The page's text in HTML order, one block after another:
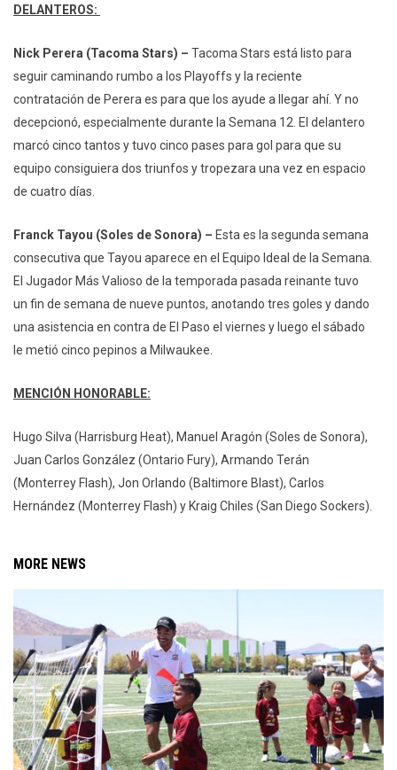
DELANTEROS:
Nick Perera (Tacoma Stars) – Tacoma Stars está listo para
seguir caminando rumbo a los Playoffs y la reciente
contratación de Perera es para que los ayude a llegar ahí. Y no
decepcionó, especialmente durante la Semana 12. El delantero
marcó cinco tantos y tuvo cinco pases para gol para que su
equipo consiguiera dos triunfos y tropezara una vez en espacio
de cuatro días.
Franck Tayou (Soles de Sonora) – Esta es la segunda semana
consecutiva que Tayou aparece en el Equipo Ideal de la Semana.
El Jugador Más Valioso de la temporada pasada reinante tuvo
un fin de semana de nueve puntos, anotando tres goles y dando
una asistencia en contra de El Paso el viernes y luego el sábado
le metió cinco pepinos a Milwaukee.
MENCIÓN HONORABLE:
Hugo Silva (Harrisburg Heat), Manuel Aragón (Soles de Sonora),
Juan Carlos González (Ontario Fury), Armando Terán
(Monterrey Flash), Jon Orlando (Baltimore Blast), Carlos
Hernández (Monterrey Flash) y Kraig Chiles (San Diego Sockers).
MORE NEWS